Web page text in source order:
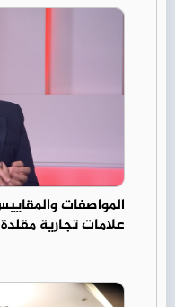
علامات تجارية مقلدة